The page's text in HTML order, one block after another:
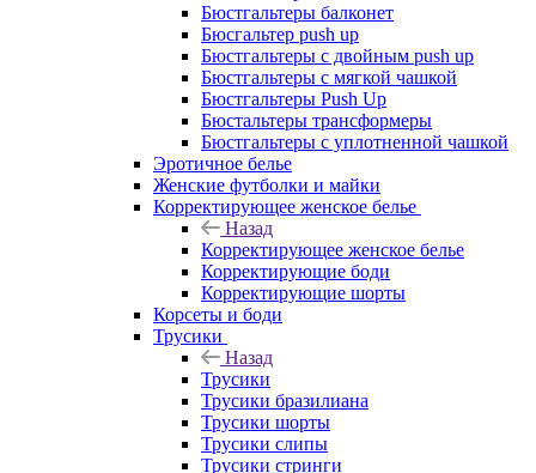
Бюстгальтеры балконет
Бюсгальтер push up
Бюстгальтеры с двойным push up
Бюстгальтеры с мягкой чашкой
Бюстгальтеры Push Up
Бюстальтеры трансформеры
Бюстгальтеры с уплотненной чашкой
Эротичное белье
Женские футболки и майки
Корректирующее женское белье
Назад
Корректирующее женское белье
Корректирующие боди
Корректирующие шорты
Корсеты и боди
Трусики
Назад
Трусики
Трусики бразилиана
Трусики шорты
Трусики слипы
Трусики стринги